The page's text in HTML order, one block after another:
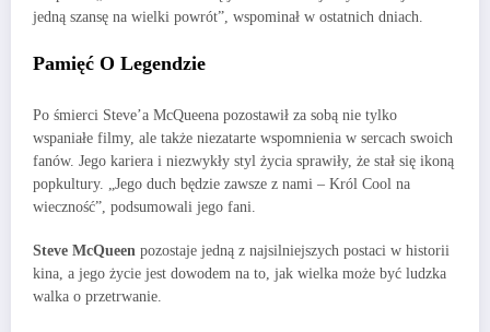
jedną szansę na wielki powrót”, wspominał w ostatnich dniach.
Pamięć O Legendzie
Po śmierci Steve’a McQueena pozostawił za sobą nie tylko
wspaniałe filmy, ale także niezatarte wspomnienia w sercach swoich
fanów. Jego kariera i niezwykły styl życia sprawiły, że stał się ikoną
popkultury. „Jego duch będzie zawsze z nami – Król Cool na
wieczność”, podsumowali jego fani.
Steve McQueen pozostaje jedną z najsilniejszych postaci w historii
kina, a jego życie jest dowodem na to, jak wielka może być ludzka
walka o przetrwanie.